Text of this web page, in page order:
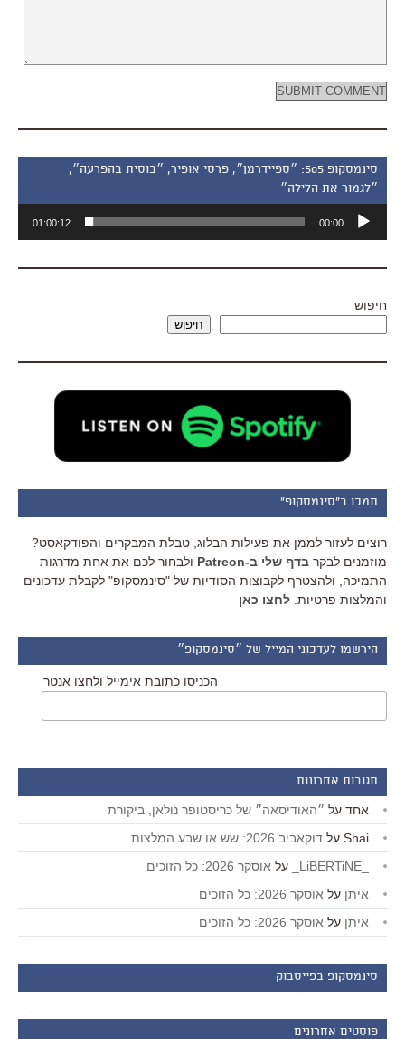
סינמסקופ 505: ״ספיידרמן״, פרסי אופיר, ״בוסית בהפרעה״,
״לגמור את הלילה״
אודיו
00:00
01:00:12
חיפוש
חיפוש
תמכו ב"סינמסקופ"
רוצים לעזור לממן את פעילות הבלוג, טבלת המבקרים והפודקאסט?
מוזמנים לבקר בדף שלי ב-Patreon
ולבחור לכם את אחת מדרגות
התמיכה, ולהצטרף לקבוצות הסודיות של "סינמסקופ" לקבלת עדכונים
והמלצות פרטיות. לחצו כאן
הירשמו לעדכוני המייל של ״סינמסקופ״
הכניסו כתובת אימייל ולחצו אנטר
תגובות אחרונות
אחד על ״האודיסאה״ של כריסטופר נולאן, ביקורת
Shai על דוקאביב 2026: שש או שבע המלצות
על אוסקר 2026: כל הזוכים
איתן על אוסקר 2026: כל הזוכים
איתן על אוסקר 2026: כל הזוכים
סינמסקופ בפייסבוק
פוסטים אחרונים